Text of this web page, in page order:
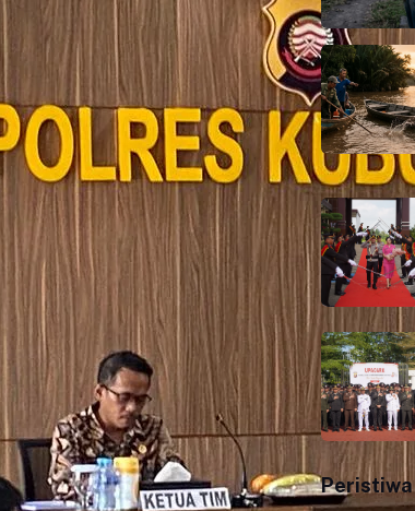
Peristiwa